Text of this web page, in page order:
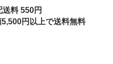
料 550円
円以上で送料無料